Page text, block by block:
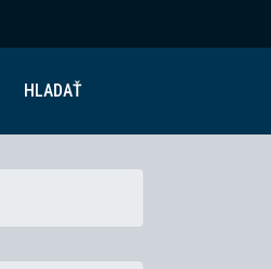
HLADAŤ